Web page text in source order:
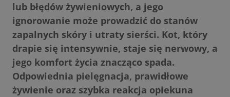
lub błędów żywieniowych, a jego
ignorowanie może prowadzić do stanów
zapalnych skóry i utraty sierści. Kot, który
drapie się intensywnie, staje się nerwowy, a
jego komfort życia znacząco spada.
Odpowiednia pielęgnacja, prawidłowe
żywienie oraz szybka reakcja opiekuna